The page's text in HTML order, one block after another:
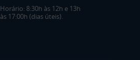
Horário: 8:30h às 12h e 13h
às 17:00h (dias úteis).